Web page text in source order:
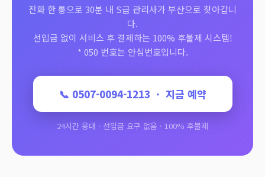
전화 한 통으로 30분 내 S급 관리사가 부산으로 찾아갑니
다.
선입금 없이 서비스 후 결제하는 100% 후불제 시스템!
* 050 번호는 안심번호입니다.
📞 0507-0094-1213 · 지금 예약
24시간 응대 · 선입금 요구 없음 · 100% 후불제